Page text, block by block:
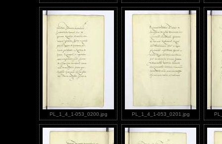
PL_1_4_1-053_0200.jpg PL_1_4_1-053_0201.jpg